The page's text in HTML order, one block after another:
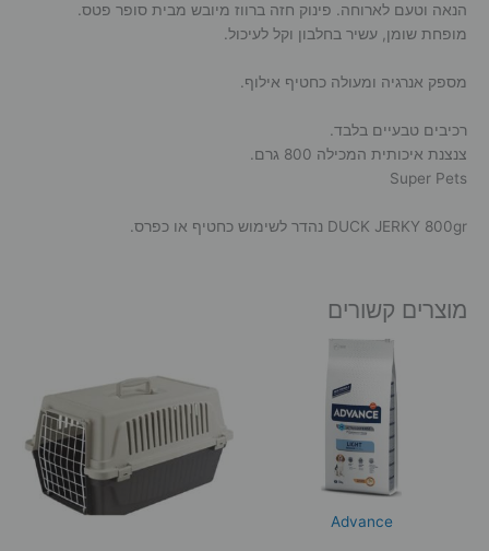
הנאה וטעם לארוחה. פינוק חזה ברווז מיובש מבית סופר פטס.
מופחת שומן, עשיר בחלבון וקל לעיכול.
מספק אנרגיה ומעולה כחטיף אילוף.
רכיבים טבעיים בלבד.
צנצנת איכותית המכילה 800 גרם.
Super Pets
DUCK JERKY 800gr נהדר לשימוש כחטיף או כפרס.
מוצרים קשורים
Advance